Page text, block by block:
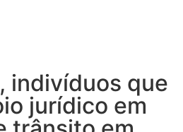
indivíduos que
jurídico em